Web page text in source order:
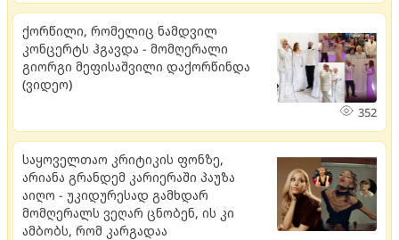
ქორწილი, რომელიც ნამდვილ
კონცერტს ჰგავდა - მომღერალი
გიორგი მეფისაშვილი დაქორწინდა
(ვიდეო)
352
საყოველთაო კრიტიკის ფონზე,
არიანა გრანდემ კარიერაში პაუზა
აიღო - უკიდურესად გამხდარ
მომღერალს ვეღარ ცნობენ, ის კი
ამბობს, რომ კარგადაა